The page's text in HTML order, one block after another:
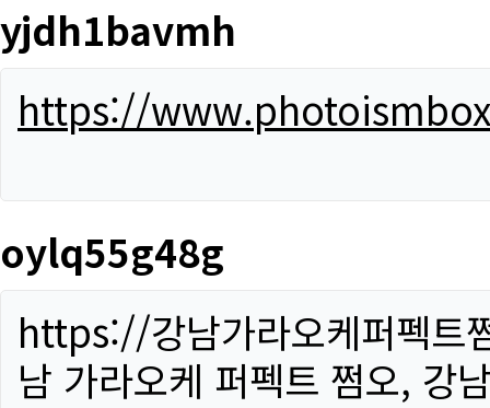
yjdh1bavmh
https://
oylq55g48g
https://강남가라오케퍼펙트
남 가라오케 퍼펙트 쩜오, 강